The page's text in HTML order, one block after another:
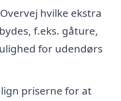
hvilke ekstra
f.eks. gåture,
for udendørs
priserne for at